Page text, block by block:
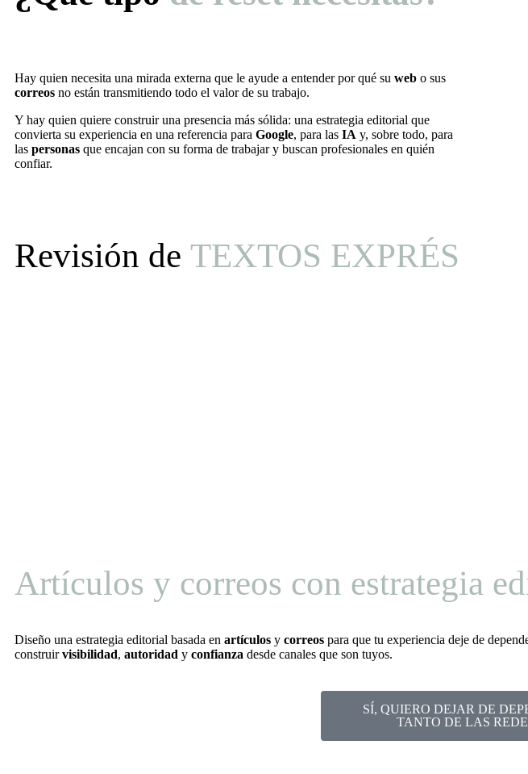
Hay quien necesita una mirada externa que le ayude a entender por qué su web o sus
correos no están transmitiendo todo el valor de su trabajo.
Y hay quien quiere construir una presencia más sólida: una estrategia editorial que
convierta su experiencia en una referencia para Google, para las IA y, sobre todo, para
las personas que encajan con su forma de trabajar y buscan profesionales en quién
confiar.
Revisión de TEXTOS EXPRÉS
Artículos y correos con estrategia
Diseño una estrategia editorial basada en artículos y correos para que tu experiencia deje de
construirvisibilidad, autoridad y confianza desde canales que son tuyos.
SÍ, QUIERO DEJAR DE
TANTO DE LAS